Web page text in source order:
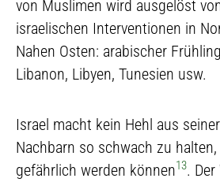
von Muslimen wird ausgelöst
israelischen Interventionen in
Nahen Osten: arabischer
Libanon, Libyen, Tunesien usw.
Israel macht kein Hehl aus
Nachbarn so schwach zu
gefährlich werden können13.